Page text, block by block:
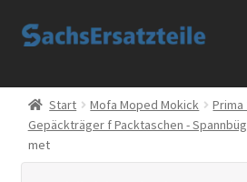
Zur
Zum
Start
AGB
Start Mofa Moped Mokick Prima
Gepäckträger f Packtaschen - Spannbüg
met